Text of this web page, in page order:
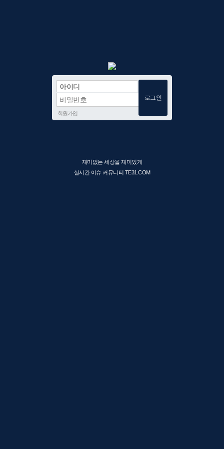
회원가입
재미없는 세상을 재미있게
실시간 이슈 커뮤니티 TE31.COM